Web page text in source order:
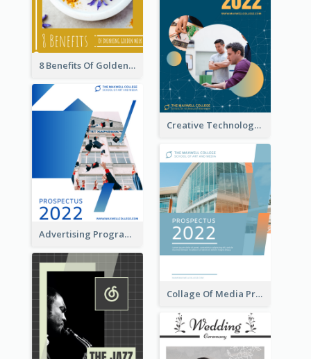
8 Benefits Of Golden Milk Booklet
Creative Technology College Prospectus
Advertising Program College Prospectus
Collage Of Media Prospectus